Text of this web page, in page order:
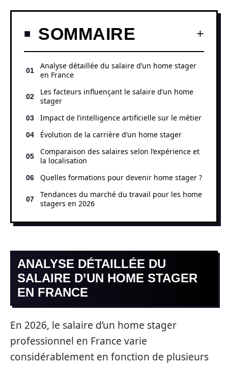
SOMMAIRE
Analyse détaillée du salaire d’un home stager
en France
Les facteurs influençant le salaire d’un home
stager
Impact de l’intelligence artificielle sur le métier
Évolution de la carrière d’un home stager
Comparaison des salaires selon l’expérience et
la localisation
Quelles formations pour devenir home stager ?
Tendances du marché du travail pour les home
stagers en 2026
ANALYSE DÉTAILLÉE DU
SALAIRE D’UN HOME STAGER
EN FRANCE
En 2026, le salaire d’un home stager
professionnel en France varie
considérablement en fonction de plusieurs